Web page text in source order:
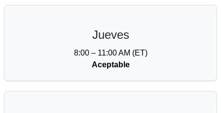
Jueves
8:00 – 11:00 AM (ET)
Aceptable